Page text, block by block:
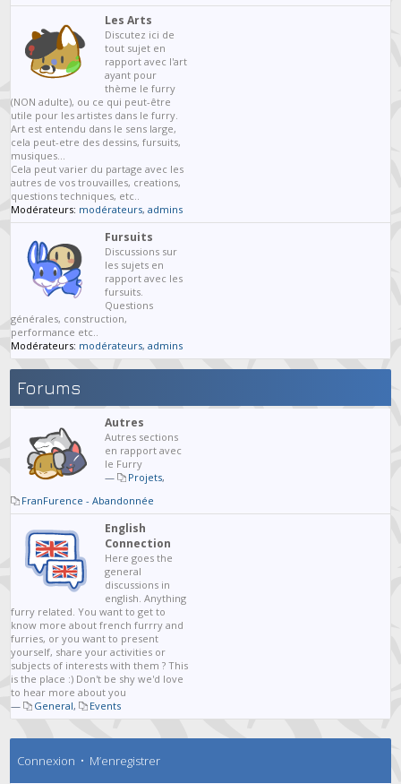
Les Arts
Discutez ici de
tout sujet en
rapport avec l'art
ayant pour
thème le furry
(NON adulte), ou ce qui peut-être
utile pour les artistes dans le furry.
Art est entendu dans le sens large,
cela peut-etre des dessins, fursuits,
musiques...
Cela peut varier du partage avec les
autres de vos trouvailles, creations,
questions techniques, etc..
Modérateurs: modérateurs,admins
Fursuits
Discussions sur
les sujets en
rapport avec les
fursuits.
Questions
générales, construction,
performance etc..
Modérateurs: modérateurs,admins
Forums
Autres
Autres sections
en rapport avec
le Furry
—
Projets,
FranFurence - Abandonnée
English
Connection
Here goes the
general
discussions in
english. Anything
furry related. You want to get to
know more about french furrry and
furries, or you want to present
yourself, share your activities or
subjects of interests with them ? This
is the place :) Don't be shy we'd love
to hear more about you
—
General, Events
Connexion • M’enregistrer